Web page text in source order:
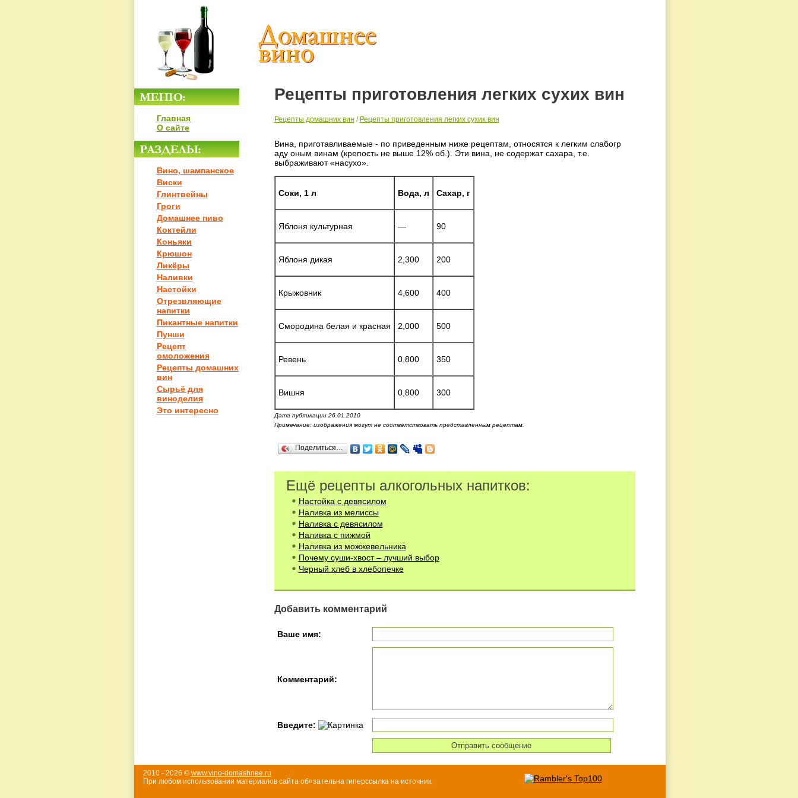
Главная
О сайте
Вино, шампанское
Виски
Глинтвейны
Гроги
Домашнее пиво
Коктейли
Коньяки
Крюшон
Ликёры
Наливки
Настойки
Отрезвляющие
напитки
Пикантные напитки
Пунши
Рецепт
омоложения
Рецепты домашних
вин
Сырьё для
виноделия
Это интересно
Рецепты приготовления легких сухих вин
Рецепты домашних вин / Рецепты приготовления легких сухих вин
Вина, приготавливаемые - по приведенным ниже рецептам, относятся к легким слабогр
аду оным винам (крепость не выше 12% об.). Эти вина, не содержат сахара, т.е.
выбраживают «насухо».
Соки, 1 л Вода, л Сахар, г
Яблоня культурная — 90
Яблоня дикая 2,300 200
Крыжовник 4,600 400
Смородина белая и красная 2,000 500
Ревень 0,800 350
Вишня 0,800 300
Дата публикации 26.01.2010
Примечание: изображения могут не соответствовать представленным рецептам.
Поделиться…
Ещё рецепты алкогольных напитков:
Настойка с девясилом
Наливка из мелиссы
Наливка с девясилом
Наливка с пижмой
Наливка из можжевельника
Почему суши-хвост – лучший выбор
Черный хлеб в хлебопечке
Добавить комментарий
Ваше имя:
Комментарий:
Введите:
2010 - 2026 © www.vino-domashnee.ru
При любом использовании материалов сайта об¤зательна гиперссылка на источник.